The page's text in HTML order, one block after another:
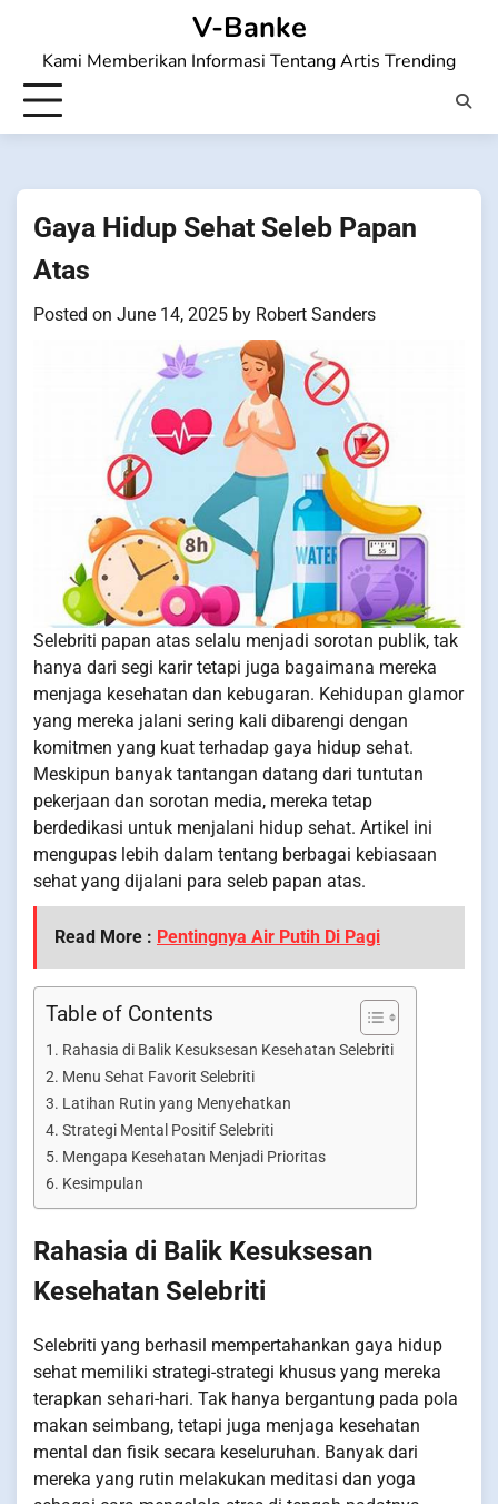
content
V-Banke
Kami Memberikan Informasi Tentang Artis Trending
Gaya Hidup Sehat Seleb Papan
Atas
Posted on June 14, 2025 by Robert Sanders
Selebriti papan atas selalu menjadi sorotan publik, tak
hanya dari segi karir tetapi juga bagaimana mereka
menjaga kesehatan dan kebugaran. Kehidupan glamor
yang mereka jalani sering kali dibarengi dengan
komitmen yang kuat terhadap gaya hidup sehat.
Meskipun banyak tantangan datang dari tuntutan
pekerjaan dan sorotan media, mereka tetap
berdedikasi untuk menjalani hidup sehat. Artikel ini
mengupas lebih dalam tentang berbagai kebiasaan
sehat yang dijalani para seleb papan atas.
Read More : Pentingnya Air Putih Di Pagi
Table of Contents
Rahasia di Balik Kesuksesan Kesehatan Selebriti
Menu Sehat Favorit Selebriti
Latihan Rutin yang Menyehatkan
Strategi Mental Positif Selebriti
Mengapa Kesehatan Menjadi Prioritas
Kesimpulan
Rahasia di Balik Kesuksesan
Kesehatan Selebriti
Selebriti yang berhasil mempertahankan gaya hidup
sehat memiliki strategi-strategi khusus yang mereka
terapkan sehari-hari. Tak hanya bergantung pada pola
makan seimbang, tetapi juga menjaga kesehatan
mental dan fisik secara keseluruhan. Banyak dari
mereka yang rutin melakukan meditasi dan yoga